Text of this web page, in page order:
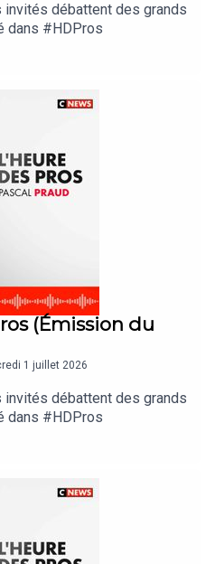
invités débattent des grands
dans #HDPros
(Émission du
1 juillet 2026
invités débattent des grands
dans #HDPros